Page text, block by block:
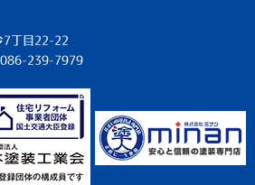
7丁目22-22
239-7979